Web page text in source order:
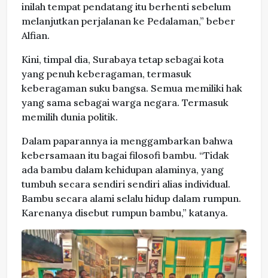
inilah tempat pendatang itu berhenti sebelum
melanjutkan perjalanan ke Pedalaman,” beber
Alfian.
Kini, timpal dia, Surabaya tetap sebagai kota
yang penuh keberagaman, termasuk
keberagaman suku bangsa. Semua memiliki hak
yang sama sebagai warga negara. Termasuk
memilih dunia politik.
Dalam paparannya ia menggambarkan bahwa
kebersamaan itu bagai filosofi bambu. “Tidak
ada bambu dalam kehidupan alaminya, yang
tumbuh secara sendiri sendiri alias individual.
Bambu secara alami selalu hidup dalam rumpun.
Karenanya disebut rumpun bambu,” katanya.